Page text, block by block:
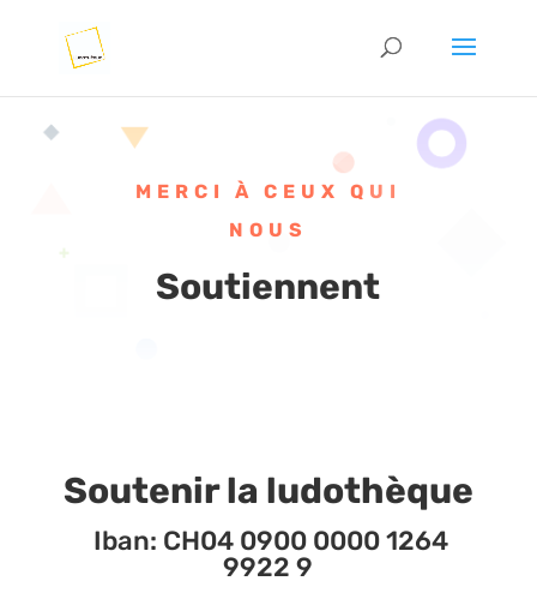
MERCI À CEUX QUI
NOUS
Soutiennent
Soutenir la ludothèque
Iban: CH04 0900 0000 1264
9922 9